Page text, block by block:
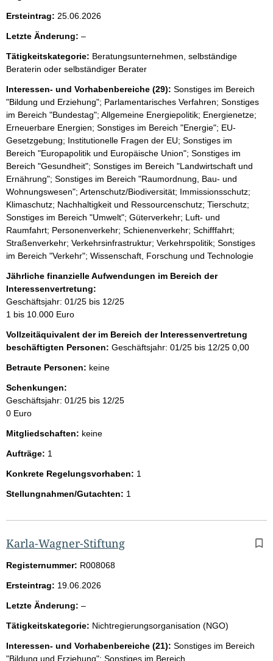
Ersteintrag: 25.06.2026
Letzte Änderung: –l
e
r
Tätigkeitskategorie: Beratungsunternehmen, selbständige
Beraterin oder selbständiger Berater
Interessen- und Vorhabenbereiche (29): Sonstiges im Bereich
"Bildung und Erziehung"; Parlamentarisches Verfahren; Sonstiges
im Bereich "Bundestag"; Allgemeine Energiepolitik; Energienetze;
Erneuerbare Energien; Sonstiges im Bereich "Energie"; EU-
Gesetzgebung; Institutionelle Fragen der EU; Sonstiges im
Bereich "Europapolitik und Europäische Union"; Sonstiges im
Bereich "Gesundheit"; Sonstiges im Bereich "Landwirtschaft und
Ernährung"; Sonstiges im Bereich "Raumordnung, Bau- und
Wohnungswesen"; Artenschutz/Biodiversität; Immissionsschutz;
Klimaschutz; Nachhaltigkeit und Ressourcenschutz; Tierschutz;
Sonstiges im Bereich "Umwelt"; Güterverkehr; Luft- und
Raumfahrt; Personenverkehr; Schienenverkehr; Schifffahrt;
Straßenverkehr; Verkehrsinfrastruktur; Verkehrspolitik; Sonstiges
im Bereich "Verkehr"; Wissenschaft, Forschung und Technologie
Jährliche finanzielle Aufwendungen im Bereich der
Interessenvertretung:
Geschäftsjahr: 01/25 bis 12/25
1 bis 10.000 Euro
Vollzeitäquivalent der im Bereich der Interessenvertretung
beschäftigten Personen: Geschäftsjahr: 01/25 bis 12/25 0,00
Betraute Personen: keine
Schenkungen:
Geschäftsjahr: 01/25 bis 12/25
0 Euro
Mitgliedschaften: keine
Aufträge: 1
Konkrete Regelungsvorhaben: 1
Stellungnahmen/Gutachten: 1
Karla-Wagner-Stiftung
Registernummer: R008068
Ersteintrag: 19.06.2026
Letzte Änderung: –l
e
r
Tätigkeitskategorie: Nichtregierungsorganisation (NGO)
Interessen- und Vorhabenbereiche (21): Sonstiges im Bereich
"Bildung und Erziehung"; Sonstiges im Bereich